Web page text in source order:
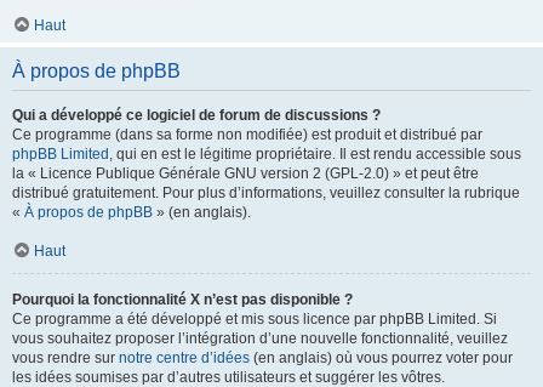
Haut
À propos de phpBB
Qui a développé ce logiciel de forum de discussions ?
Ce programme (dans sa forme non modifiée) est produit et distribué par
phpBB Limited , qui en est le légitime propriétaire. Il est rendu accessible sous
la « Licence Publique Générale GNU version 2 (GPL-2.0) » et peut être
distribué gratuitement. Pour plus d’informations, veuillez consulter la rubrique
« À propos de phpBB » (en anglais).
Haut
Pourquoi la fonctionnalité X n’est pas disponible ?
Ce programme a été développé et mis sous licence par phpBB Limited. Si
vous souhaitez proposer l’intégration d’une nouvelle fonctionnalité, veuillez
vous rendre sur notre centre d’idées (en anglais) où vous pourrez voter pour
les idées soumises par d’autres utilisateurs et suggérer les vôtres.